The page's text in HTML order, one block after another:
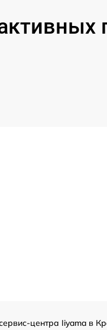
центра Iiyama в